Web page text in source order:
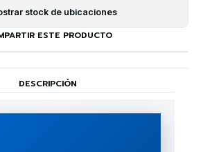
stock de ubicaciones
ESTE PRODUCTO
DESCRIPCIÓN